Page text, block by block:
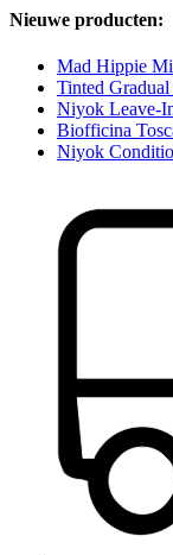
Nieuwe producten:
Mad Hippie
Tinted
Niyok Leave-
Biofficina
Niyok